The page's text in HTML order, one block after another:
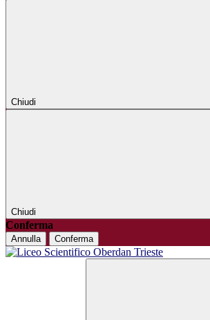
Chiudi
Chiudi
Conferma
Annulla Conferma